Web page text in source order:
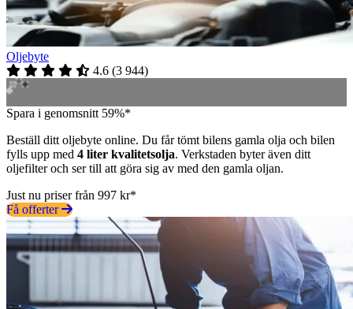
Oljebyte
4.6 (3 944)
Spara i genomsnitt 59%*
Beställ ditt oljebyte online. Du får tömt bilens gamla olja och bilen
fylls upp med 4 liter kvalitetsolja. Verkstaden byter även ditt
oljefilter och ser till att göra sig av med den gamla oljan.
Just nu priser från 997 kr*
Få offerter